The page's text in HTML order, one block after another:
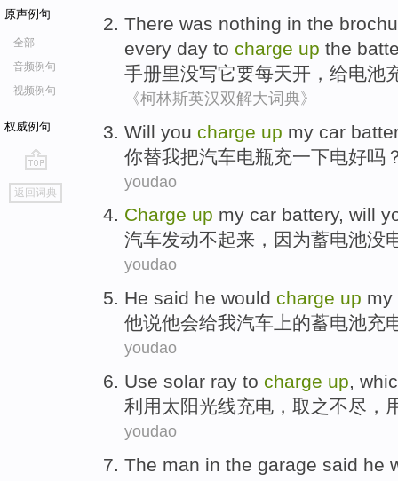
原声例句
全部
音频例句
视频例句
权威例句
go
top
返回词典
There was nothing in the
every day to charge up the
手册里没写它要每天开 ，给电池
《柯林斯英汉双解大词典》
Will you charge up my car
你替我把汽车电瓶充一下电好吗
youdao
Charge up my car battery, will
汽车发动不起来 ， 因为蓄电池没
youdao
He said he would charge up my
他说他会给我汽车上的蓄电池充
youdao
Use solar ray to charge up,
利用太阳光线充电 ， 取之不尽 ，
youdao
The man in the garage said he